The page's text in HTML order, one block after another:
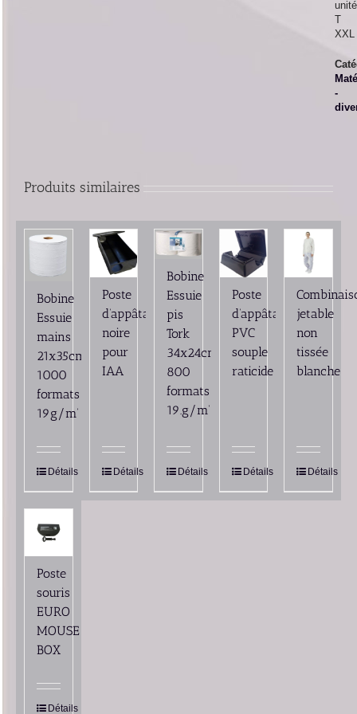
T
XXL
-
Produits similaires
Bobine
Essuie
mains
21x35cm
1000
formats
19g/m’
Détails
Poste
d’appâtage
noire
pour
IAA
Détails
Bobine
Essuie
pis
Tork
34x24cm
800
formats
19.g/m’
Détails
Poste
d’appâtage
PVC
souple
raticide
Détails
jetable
non
tissée
blanche
Détails
Poste
souris
EURO
MOUSE
BOX
Détails